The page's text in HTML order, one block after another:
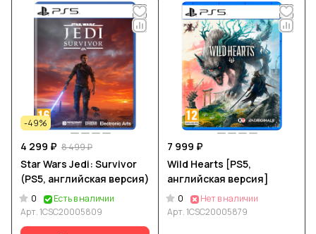
-49%
4 299 ₽ 8 499 ₽
Star Wars Jedi: Survivor
(PS5, английская версия)
0
Есть в наличии
Арт.1CSC20005809
7 999 ₽
Wild Hearts [PS5,
английская версия]
0
Нет в наличии
Арт.1CSC20005879